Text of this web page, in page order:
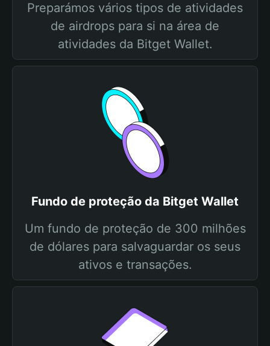
Preparámos vários tipos de atividades
de airdrops para si na área de
atividades da Bitget Wallet.
Fundo de proteção da Bitget Wallet
Um fundo de proteção de 300 milhões
de dólares para salvaguardar os seus
ativos e transações.